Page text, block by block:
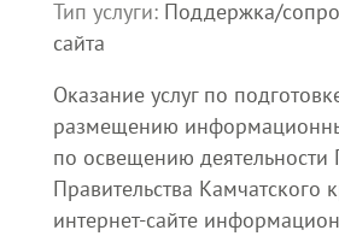
Тип услуги: Поддержка/
сайта
Оказание услуг по
размещению
по освещению деятельности
Правительства Камчатского
интернет-сайте